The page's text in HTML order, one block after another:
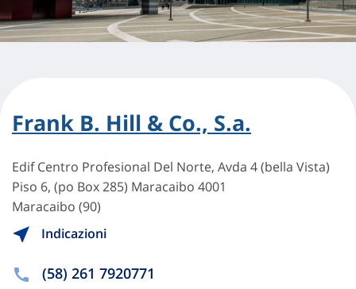
Frank B. Hill & Co., S.a.
Edif Centro Profesional Del Norte, Avda 4 (bella Vista)
Piso 6, (po Box 285) Maracaibo 4001
Maracaibo (90)
Indicazioni
(58) 261 7920771